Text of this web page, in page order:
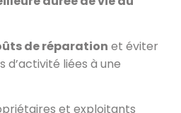
de réparation et éviter
d’activité liées à une
et exploitants